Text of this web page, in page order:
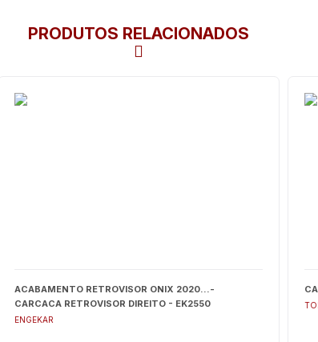
PRODUTOS RELACIONADOS
ACABAMENTO RETROVISOR ONIX 2020...-
CARCACA RETROVISOR DIREITO - EK2550
ENGEKAR